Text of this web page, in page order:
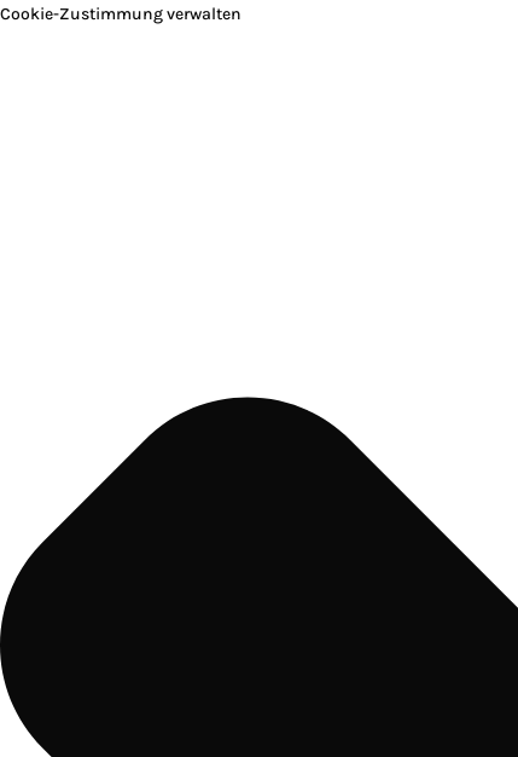
Cookie-Zustimmung verwalten